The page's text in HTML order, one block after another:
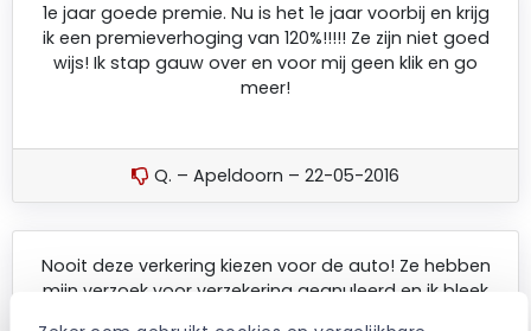
1e jaar goede premie. Nu is het 1e jaar voorbij en krijg
ik een premieverhoging van 120%!!!!! Ze zijn niet goed
wijs! Ik stap gauw over en voor mij geen klik en go
meer!
Q. – Apeldoorn – 22-05-2016
Nooit deze verkering kiezen voor de auto! Ze hebben
mijn verzoek voor verzekering geanuleerd en ik bleek